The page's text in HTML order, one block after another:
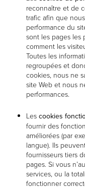
reconnaître et de
trafic afin que
performance du
sont les pages les
comment les
Toutes les
regroupées et
cookies, nous ne
site Web et nous
performances.
Les cookies
fournir des
améliorées (par
langue). Ils
fournisseurs tiers
pages. Si vous
services, ou la
fonctionner